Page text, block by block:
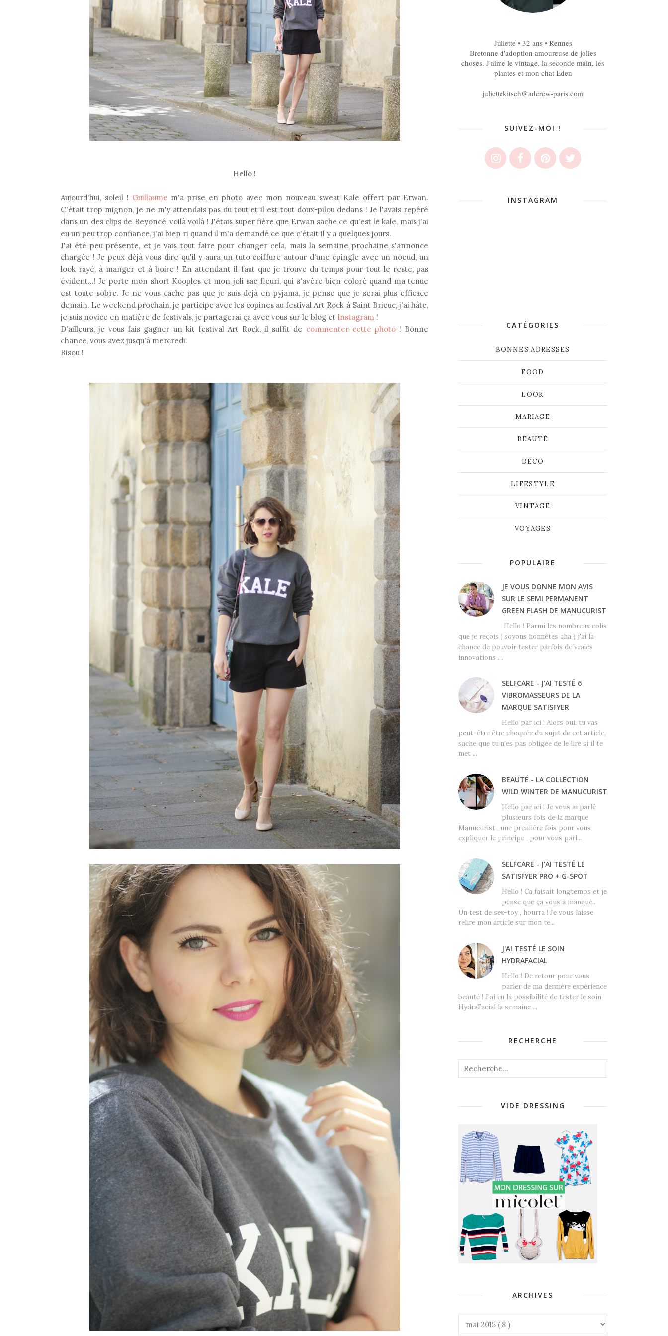
Hello !
Aujourd'hui, soleil ! Guillaume m'a prise en photo avec mon nouveau sweat Kale offert par Erwan.
C'était trop mignon, je ne m'y attendais pas du tout et il est tout doux-pilou dedans ! Je l'avais repéré
dans un des clips de Beyoncé, voilà voilà ! J'étais super fière que Erwan sache ce qu'est le kale, mais j'ai
eu un peu trop confiance, j'ai bien ri quand il m'a demandé ce que c'était il y a quelques jours.
J'ai été peu présente, et je vais tout faire pour changer cela, mais la semaine prochaine s'annonce
chargée ! Je peux déjà vous dire qu'il y aura un tuto coiffure autour d'une épingle avec un noeud, un
look rayé, à manger et à boire ! En attendant il faut que je trouve du temps pour tout le reste, pas
évident...! Je porte mon short Kooples et mon joli sac fleuri, qui s'avère bien coloré quand ma tenue
est toute sobre. Je ne vous cache pas que je suis déjà en pyjama, je pense que je serai plus efficace
demain. Le weekend prochain, je participe avec les copines au festival Art Rock à Saint Brieuc, j'ai hâte,
je suis novice en matière de festivals, je partagerai ça avec vous sur le blog et Instagram !
D'ailleurs, je vous fais gagner un kit festival Art Rock, il suffit de commenter cette photo! Bonne
chance, vous avez jusqu'à mercredi.
Bisou !
Juliette • 32 ans • Rennes
Bretonne d'adoption amoureuse de jolies
choses. J'aime le vintage, la seconde main, les
plantes et mon chat Eden
juliettekitsch@adcrew-paris.com
SUIVEZ-MOI !
INSTAGRAM
CATÉGORIES
BONNES ADRESSES
FOOD
LOOK
MARIAGE
BEAUTÉ
DÉCO
LIFESTYLE
VINTAGE
VOYAGES
POPULAIRE
JE VOUS DONNE MON AVIS
SUR LE SEMI PERMANENT
GREEN FLASH DE MANUCURIST
Hello ! Parmi les nombreux colis
que je reçois ( soyons honnêtes aha ) j'ai la
chance de pouvoir tester parfois de vraies
innovations ....
SELFCARE - J'AI TESTÉ 6
VIBROMASSEURS DE LA
MARQUE SATISFYER
Hello par ici ! Alors oui, tu vas
peut-être être choquée du sujet de cet article,
sache que tu n'es pas obligée de le lire si il te
met ...
BEAUTÉ - LA COLLECTION
WILD WINTER DE MANUCURIST
Hello par ici ! Je vous ai parlé
plusieurs fois de la marque
Manucurist , une première fois pour vous
expliquer le principe , pour vous parl...
SELFCARE - J'AI TESTÉ LE
SATISFYER PRO + G-SPOT
Hello ! Ca faisait longtemps et je
pense que ça vous a manqué...
Un test de sex-toy , hourra ! Je vous laisse
relire mon article sur mon te...
J'AI TESTÉ LE SOIN
HYDRAFACIAL
Hello ! De retour pour vous
parler de ma dernière expérience
beauté ! J'ai eu la possibilité de tester le soin
HydraFacial la semaine ...
RECHERCHE
VIDE DRESSING
ARCHIVES